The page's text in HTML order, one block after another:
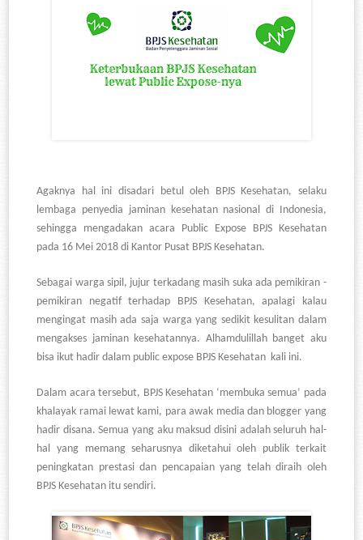
Agaknya hal ini disadari betul oleh BPJS Kesehatan, selaku
lembaga penyedia jaminan kesehatan nasional di Indonesia,
sehingga mengadakan acara Public Expose BPJS Kesehatan
pada 16 Mei 2018 di Kantor Pusat BPJS Kesehatan.
Sebagai warga sipil, jujur terkadang masih suka ada pemikiran -
pemikiran negatif terhadap BPJS Kesehatan, apalagi kalau
mengingat masih ada saja warga yang sedikit kesulitan dalam
mengakses jaminan kesehatannya. Alhamdulillah banget aku
bisa ikut hadir dalam public expose BPJS Kesehatan kali ini.
Dalam acara tersebut, BPJS Kesehatan ‘membuka semua’ pada
khalayak ramai lewat kami, para awak media dan blogger yang
hadir disana. Semua yang aku maksud disini adalah seluruh hal-
hal yang memang seharusnya diketahui oleh publik terkait
peningkatan prestasi dan pencapaian yang telah diraih oleh
BPJS Kesehatan itu sendiri.